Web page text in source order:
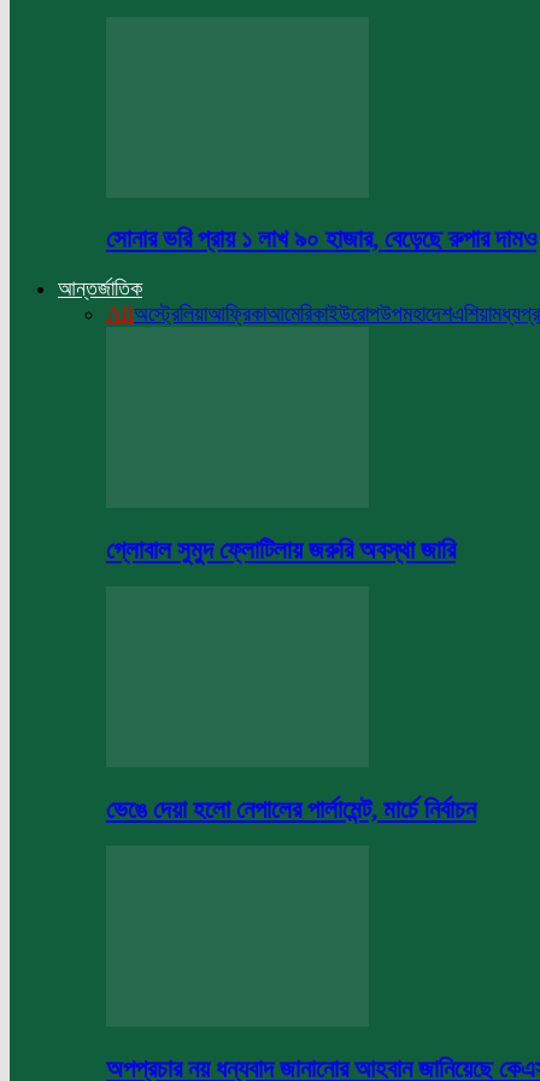
সোনার ভরি প্রায় ১ লাখ ৯০ হাজার, বেড়েছে রুপার দামও
আন্তর্জাতিক
Allঅস্ট্রেলিয়াআফ্রিকাআমেরিকাইউরোপউপমহাদেশএশিয়া
গ্লোবাল সুমুদ ফ্লোটিলায় জরুরি অবস্থা জারি
ভেঙে দেয়া হলো নেপালের পার্লামেন্ট, মার্চে নির্বাচন
অপপ্রচার নয় ধন্যবাদ জানানোর আহবান জানিয়েছে